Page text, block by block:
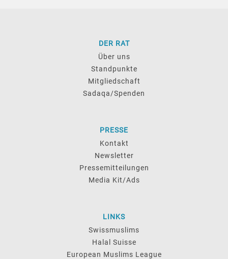
DER RAT
Über uns
Standpunkte
Mitgliedschaft
Sadaqa/Spenden
PRESSE
Kontakt
Newsletter
Pressemitteilungen
Media Kit/Ads
LINKS
Swissmuslims
Halal Suisse
European Muslims League